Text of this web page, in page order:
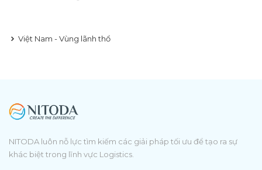
Việt Nam - Vùng lãnh thổ
NITODA luôn nỗ lực tìm kiếm các giải pháp tối ưu để tạo ra sự
khác biệt trong lĩnh vực Logistics.